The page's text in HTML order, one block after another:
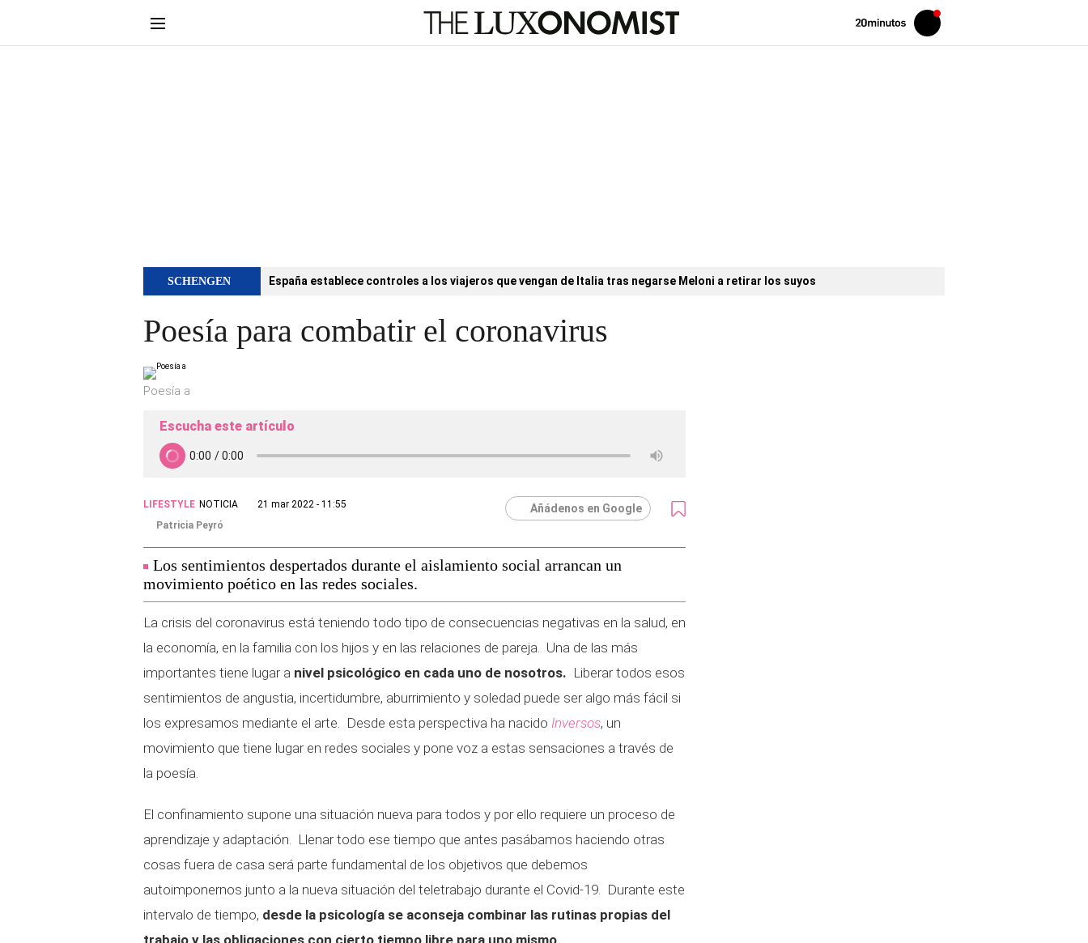
Volver
Iniciar
sesión
SCHENGEN España establece controles a los viajeros que vengan de Italia tras negarse Meloni a retirar los suyos
Poesía para combatir el coronavirus
Poesía a
Escucha este artículo
LIFESTYLE NOTICIA
21 mar 2022 - 11:55
Patricia Peyró
Añádenos en Google
Los sentimientos despertados durante el aislamiento social arrancan un
movimiento poético en las redes sociales.
La crisis del coronavirus está teniendo todo tipo de consecuencias negativas en la salud, en
la economía, en la familia con los hijos y en las relaciones de pareja. Una de las más
importantes tiene lugar a nivel psicológico en cada uno de nosotros. Liberar todos esos
sentimientos de angustia, incertidumbre, aburrimiento y soledad puede ser algo más fácil si
los expresamos mediante el arte. Desde esta perspectiva ha nacido Inversos, un
movimiento que tiene lugar en redes sociales y pone voz a estas sensaciones a través de
la poesía.
El confinamiento supone una situación nueva para todos y por ello requiere un proceso de
aprendizaje y adaptación. Llenar todo ese tiempo que antes pasábamos haciendo otras
cosas fuera de casa será parte fundamental de los objetivos que debemos
autoimponernos junto a la nueva situación del teletrabajo durante el Covid-19. Durante este
intervalo de tiempo, desde la psicología se aconseja combinar las rutinas propias del
trabajo y las obligaciones con cierto tiempo libre para uno mismo.